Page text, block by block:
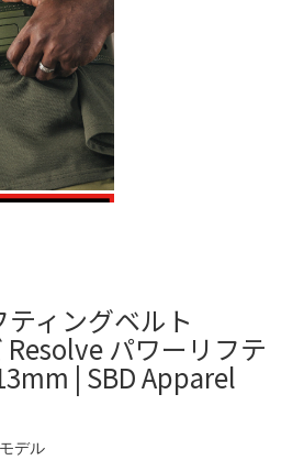
ティングベルト
パワーリフテ
| SBD Apparel
デル